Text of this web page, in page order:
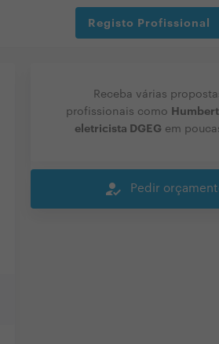
Registo Profissional
Receba várias
profissionais como
eletricista DGEG em
how_to_reg Pedir